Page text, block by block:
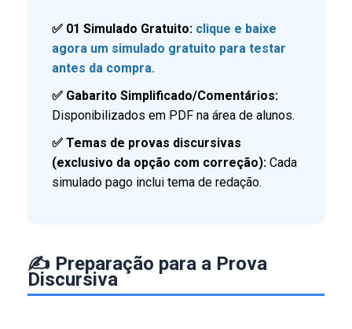
✅ 01 Simulado Gratuito: clique e baixe
agora um simulado gratuito para testar
antes da compra.
✅ Gabarito Simplificado/Comentários:
Disponibilizados em PDF na área de alunos.
✅ Temas de provas discursivas
(exclusivo da opção com correção): Cada
simulado pago inclui tema de redação.
✍️ Preparação para a Prova
Discursiva